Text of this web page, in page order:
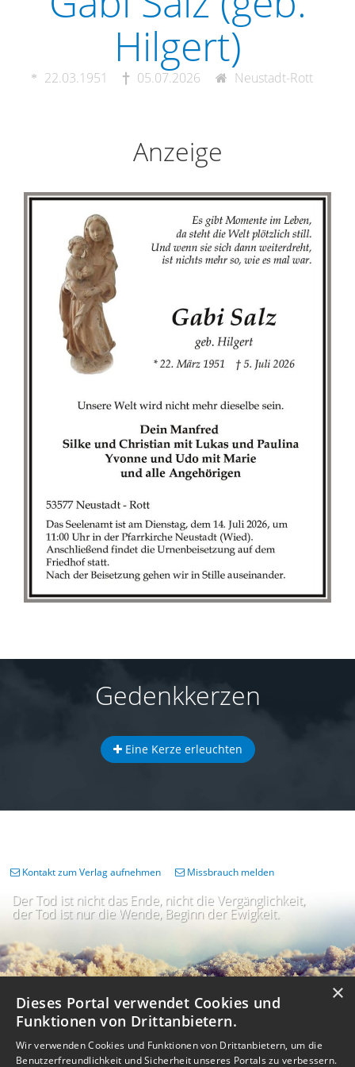
Hilgert)
22.03.1951 05.07.2026 Neustadt-Rott
Anzeige
Gedenkkerzen
Eine Kerze erleuchten
Der Tod ist nicht das Ende, nicht die Vergänglichkeit,
der Tod ist nur die Wende, Beginn der Ewigkeit.
Kontakt zum Verlag aufnehmen Missbrauch melden
×
Dieses Portal verwendet Cookies und
Funktionen von Drittanbietern.
Wir verwenden Cookies und Funktionen von Drittanbietern, um die
Benutzerfreundlichkeit und Sicherheit unseres Portals zu verbessern.